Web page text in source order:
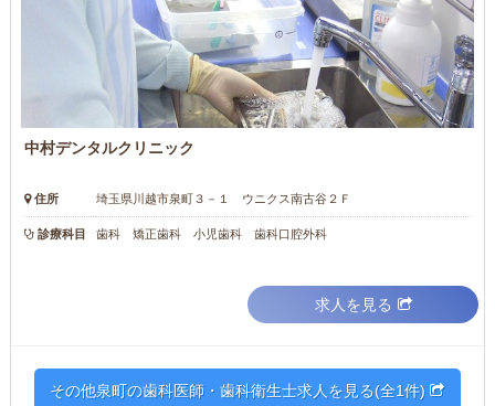
中村デンタルクリニック
住所 埼玉県川越市泉町３－１ ウニクス南古谷２Ｆ
診療科目 歯科 矯正歯科 小児歯科 歯科口腔外科
求人を見る
その他泉町の歯科医師・歯科衛生士求人を見る(全1件)